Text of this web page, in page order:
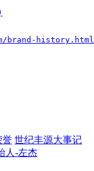
brand-history.html
誉 世纪丰源大事记
人-左杰